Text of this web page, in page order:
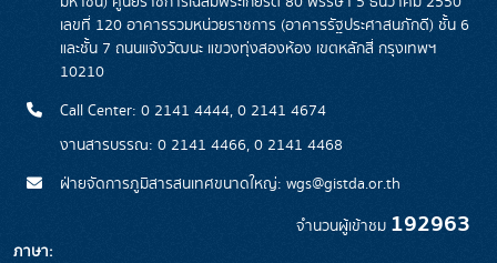
เลขที่ 120 อาคารรวมหน่วยราชการ (อาคารรัฐประศาสนภักดี) ชั้น 6
และชั้น 7 ถนนแจ้งวัฒนะ แขวงทุ่งสองห้อง เขตหลักสี่ กรุงเทพฯ
10210
Call Center: 0 2141 4444, 0 2141 4674
งานสารบรรณ: 0 2141 4466, 0 2141 4468
ฝ่ายจัดการภูมิสารสนเทศขนาดใหญ่: wgs@gistda.or.th
จำนวนผู้เข้าชม 192963
ภาษา